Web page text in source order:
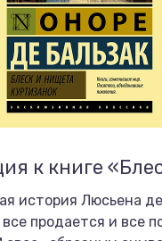
к книге
история Люсьена
все продается и все